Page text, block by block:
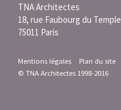
TNA Architectes
18, rue Faubourg du Temple
75011 Paris
Mentions légales
Plan du site
© TNA Architectes 1998-2016